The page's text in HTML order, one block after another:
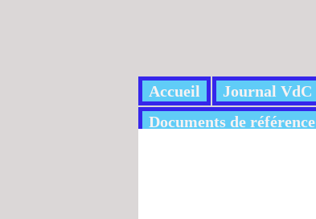
Accueil Journal VdC
Documents de référence